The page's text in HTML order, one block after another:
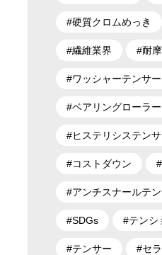
#硬質クロムめっき
#繊維業界 #耐
#ワッシャーテンサー
#ベアリングローラ
#ヒステリシステン
#コストダウン
#アンチスナールテ
#SDGs #テンシ
#テンサー #セ